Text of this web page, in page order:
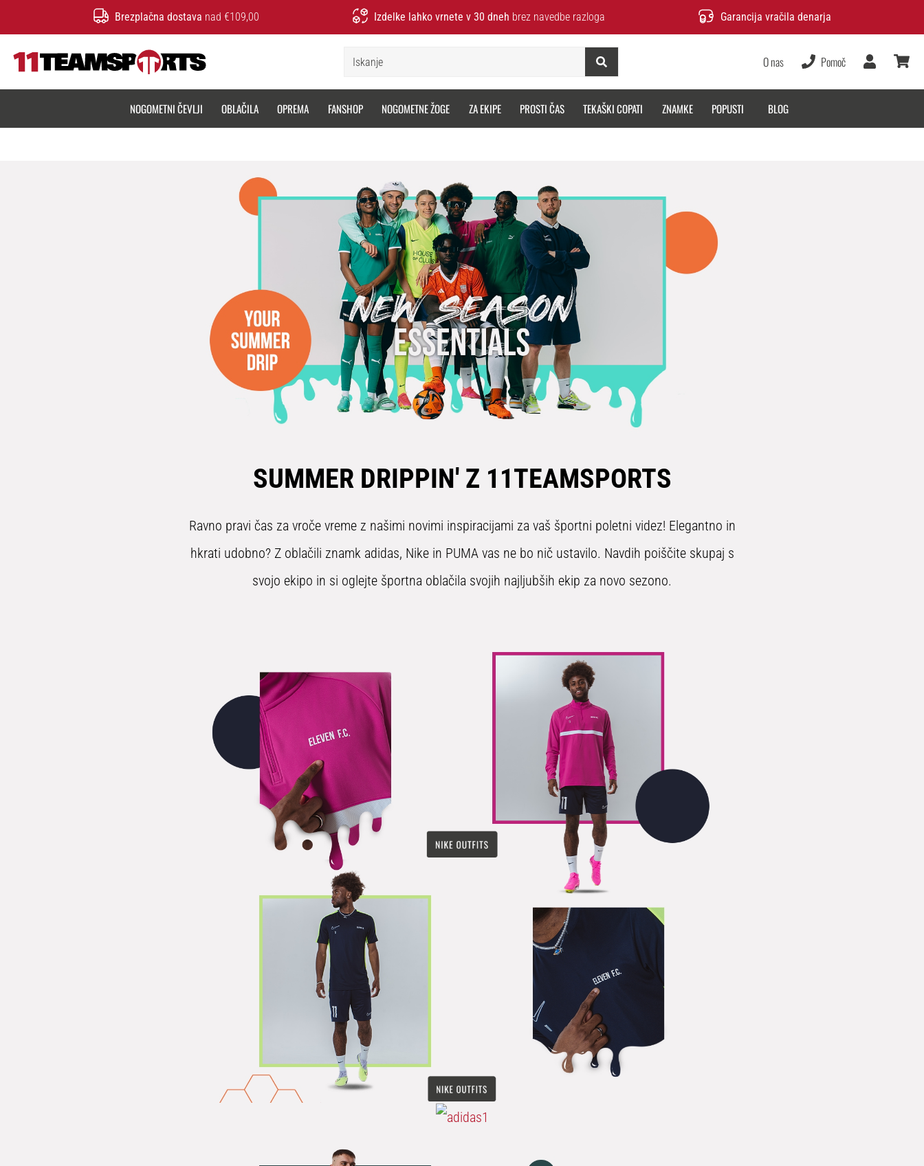
Brezplačna dostava nad €109,00 Izdelke lahko vrnete v 30 dneh brez navedbe razloga Garancija vračila denarja
Iskanje
O nas Pomoč
Uporabnik
NOGOMETNI ČEVLJI OBLAČILA OPREMA FANSHOP NOGOMETNE ŽOGE ZA EKIPE PROSTI ČAS TEKAŠKI COPATI ZNAMKE POPUSTI BLOG
SUMMER DRIPPIN' Z 11TEAMSPORTS
Ravno pravi čas za vroče vreme z našimi novimi inspiracijami za vaš športni poletni videz! Elegantno in
hkrati udobno? Z oblačili znamk adidas, Nike in PUMA vas ne bo nič ustavilo. Navdih poiščite skupaj s
svojo ekipo in si oglejte športna oblačila svojih najljubših ekip za novo sezono.